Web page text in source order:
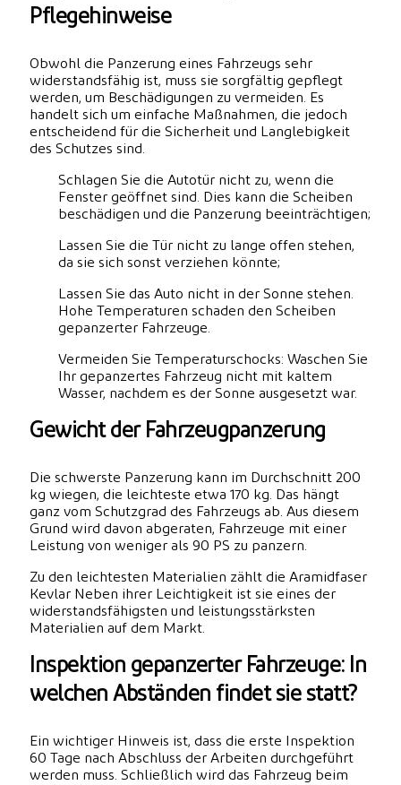
Pflegehinweise
Obwohl die Panzerung eines Fahrzeugs sehr
widerstandsfähig ist, muss sie sorgfältig gepflegt
werden, um Beschädigungen zu vermeiden. Es
handelt sich um einfache Maßnahmen, die jedoch
entscheidend für die Sicherheit und Langlebigkeit
des Schutzes sind.
Schlagen Sie die Autotür nicht zu, wenn die
Fenster geöffnet sind. Dies kann die Scheiben
beschädigen und die Panzerung beeinträchtigen;
Lassen Sie die Tür nicht zu lange offen stehen,
da sie sich sonst verziehen könnte;
Lassen Sie das Auto nicht in der Sonne stehen.
Hohe Temperaturen schaden den Scheiben
gepanzerter Fahrzeuge.
Vermeiden Sie Temperaturschocks: Waschen Sie
Ihr gepanzertes Fahrzeug nicht mit kaltem
Wasser, nachdem es der Sonne ausgesetzt war.
Gewicht der Fahrzeugpanzerung
Die schwerste Panzerung kann im Durchschnitt 200
kg wiegen, die leichteste etwa 170 kg. Das hängt
ganz vom Schutzgrad des Fahrzeugs ab. Aus diesem
Grund wird davon abgeraten, Fahrzeuge mit einer
Leistung von weniger als 90 PS zu panzern.
Zu den leichtesten Materialien zählt die Aramidfaser
Kevlar Neben ihrer Leichtigkeit ist sie eines der
widerstandsfähigsten und leistungsstärksten
Materialien auf dem Markt.
Inspektion gepanzerter Fahrzeuge: In
welchen Abständen findet sie statt?
Ein wichtiger Hinweis ist, dass die erste Inspektion
60 Tage nach Abschluss der Arbeiten durchgeführt
werden muss. Schließlich wird das Fahrzeug beim